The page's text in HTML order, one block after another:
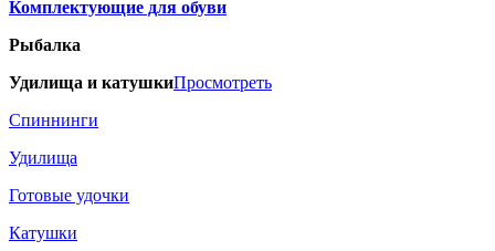
Комплектующие для обуви
Рыбалка
Удилища и катушкиПросмотреть
Спиннинги
Удилища
Готовые удочки
Катушки